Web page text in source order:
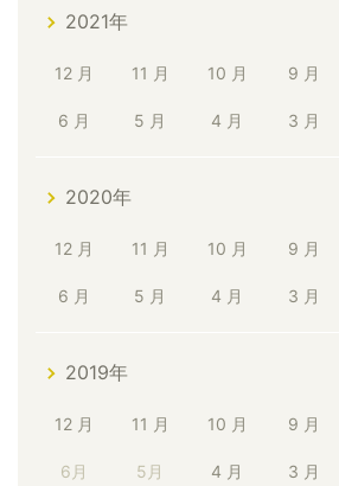
2021年
12 月 11 月 10 月 9 月
6 月 5 月 4 月 3 月
2020年
12 月 11 月 10 月 9 月
6 月 5 月 4 月 3 月
2019年
12 月 11 月 10 月 9 月
6月 5月 4 月 3 月